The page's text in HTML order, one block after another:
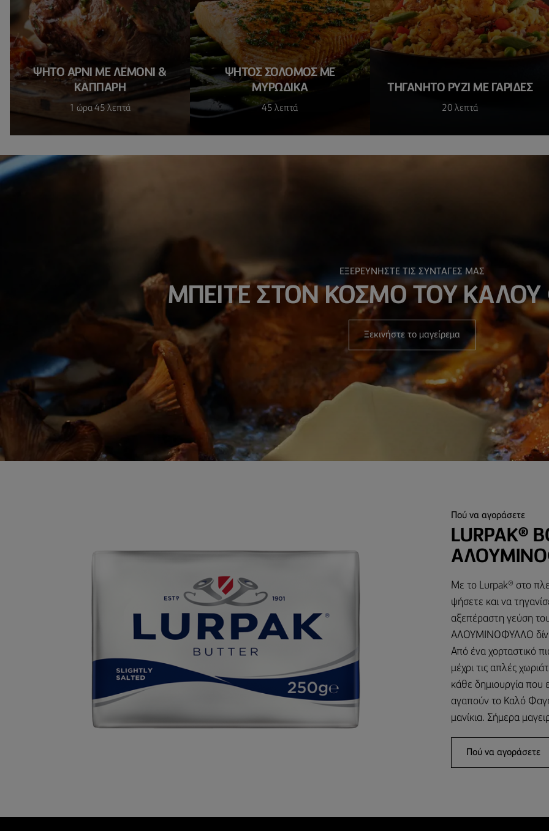
ΨΗΤΟ ΑΡΝΙ ΜΕ ΛΕΜΟΝΙ &
ΚΑΠΠΑΡΗ
1 ώρα 45 λεπτά
ΨΗΤΟΣ ΣΟΛΟΜΟΣ ΜΕ
ΜΥΡΩΔΙΚΑ
45 λεπτά
ΤΗΓΑΝΗΤΌ ΡΎΖΙ ΜΕ ΓΑΡΊΔΕΣ
20 λεπτά
ΕΞΕΡΕΥΝΗΣΤΕ ΤΙΣ ΣΥΝΤΑΓΕΣ ΜΑΣ
ΜΠΕΙΤΕ ΣΤΟΝ ΚΟΣΜΟ ΤΟΥ
Ξεκινήστε το μαγείρεμα
Πού να αγοράσετε
LURPAK®
Με το Lurpak® στο
ψήσετε και να
αξεπέραστη γεύση
ΑΛΟΥΜΙΝΟΦΥΛΛΟ
Από ένα χορταστικό
μέχρι τις απλές
κάθε δημιουργία που
αγαπούν το Καλό
μανίκια. Σήμερα
Πού να αγοράσετε